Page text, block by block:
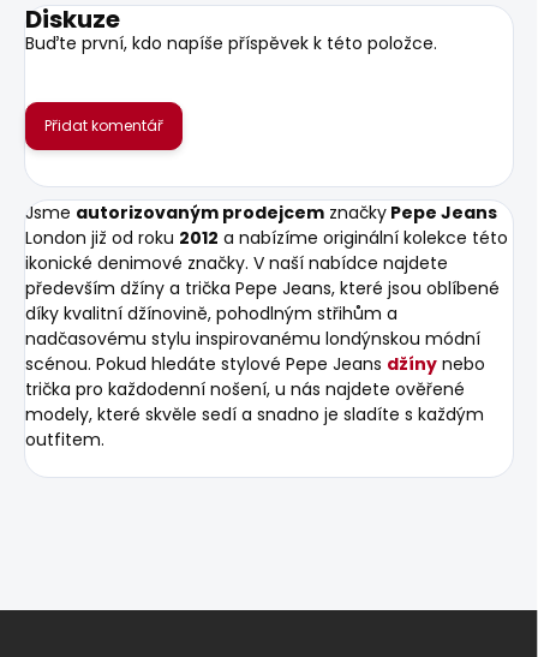
Diskuze
Buďte první, kdo napíše příspěvek k této položce.
Přidat komentář
Jsme autorizovaným prodejcem značky Pepe Jeans
London již od roku 2012 a nabízíme originální kolekce této
ikonické denimové značky. V naší nabídce najdete
především džíny a trička Pepe Jeans, které jsou oblíbené
díky kvalitní džínovině, pohodlným střihům a
nadčasovému stylu inspirovanému londýnskou módní
scénou. Pokud hledáte stylové Pepe Jeans džíny nebo
trička pro každodenní nošení, u nás najdete ověřené
modely, které skvěle sedí a snadno je sladíte s každým
outfitem.
Z